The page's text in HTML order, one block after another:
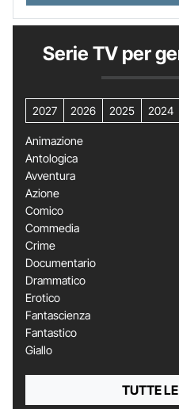
Serie TV per
2027 2026 2025 2024
Animazione
Antologica
Avventura
Azione
Comico
Commedia
Crime
Documentario
Drammatico
Erotico
Fantascienza
Fantastico
Giallo
TUTTE